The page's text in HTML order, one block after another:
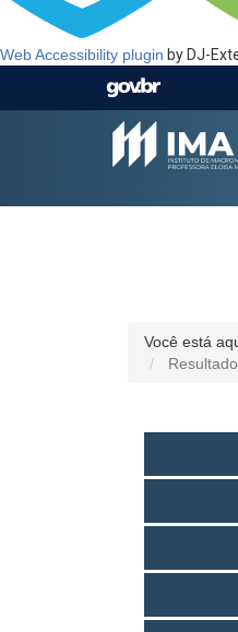
Web Accessibility plugin by DJ-
Você está